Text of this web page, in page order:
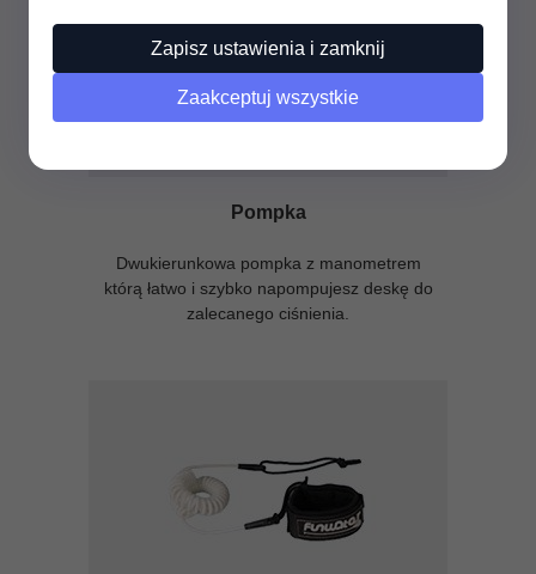
Pompka
Dwukierunkowa pompka z manometrem
którą łatwo i szybko napompujesz deskę do
zalecanego ciśnienia.
Zapisz ustawienia i zamknij
Zaakceptuj wszystkie